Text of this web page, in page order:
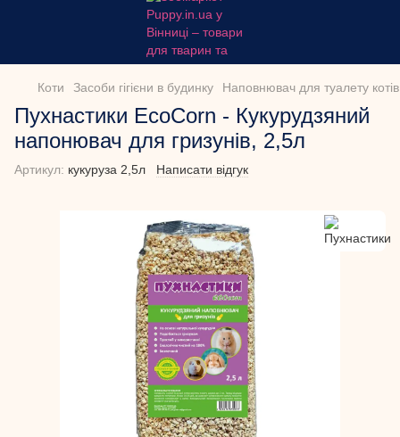
Коти Засоби гігієни в будинку Наповнювач для туалету котів
Пухнастики EcoCorn - Кукурудзяний
напонювач для гризунів, 2,5л
Артикул: кукуруза 2,5л Написати відгук